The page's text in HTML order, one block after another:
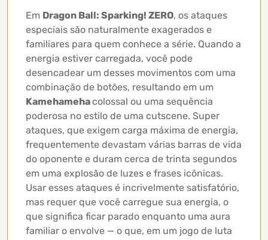
Em Dragon Ball: Sparking! ZERO, os ataques
especiais são naturalmente exagerados e
familiares para quem conhece a série. Quando a
energia estiver carregada, você pode
desencadear um desses movimentos com uma
combinação de botões, resultando em um
Kamehamehacolossal ou uma sequência
poderosa no estilo de uma cutscene. Super
ataques, que exigem carga máxima de energia,
frequentemente devastam várias barras de vida
do oponente e duram cerca de trinta segundos
em uma explosão de luzes e frases icônicas.
Usar esses ataques é incrivelmente satisfatório,
mas requer que você carregue sua energia, o
que significa ficar parado enquanto uma aura
familiar o envolve — o que, em um jogo de luta